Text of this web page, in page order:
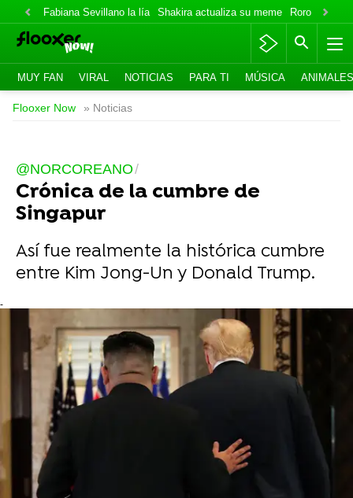
Fabiana Sevillano la lía Shakira actualiza su meme Roro lo niega
MUY FAN VIRAL NOTICIAS PARA TI MÚSICA ANIMALES
Flooxer Now » Noticias
@NORCOREANO
Crónica de la cumbre de
Singapur
Así fue realmente la histórica cumbre
entre Kim Jong-Un y Donald Trump.
-